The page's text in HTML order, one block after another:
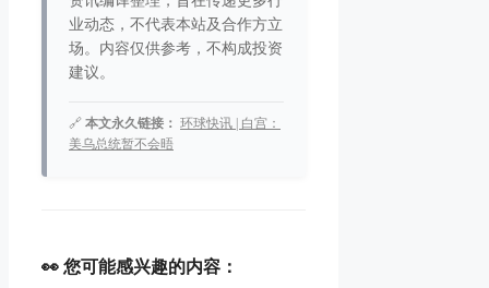
业动态，不代表本站及合作方立
场。内容仅供参考，不构成投资
建议。
🔗 本文永久链接： 环球快讯 | 白宫：
美乌总统暂不会晤
👀 您可能感兴趣的内容：